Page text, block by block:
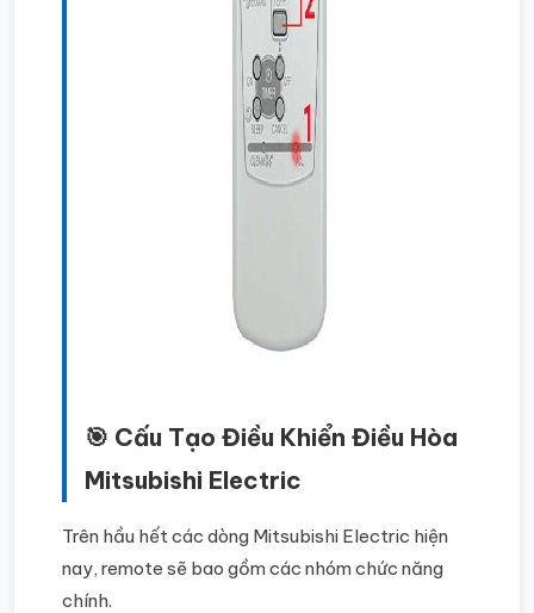
🎯 Cấu Tạo Điều Khiển Điều Hòa
Mitsubishi Electric
Trên hầu hết các dòng Mitsubishi Electric hiện
nay, remote sẽ bao gồm các nhóm chức năng
chính.